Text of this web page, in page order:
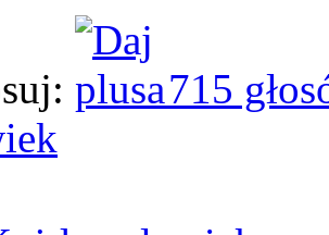
715